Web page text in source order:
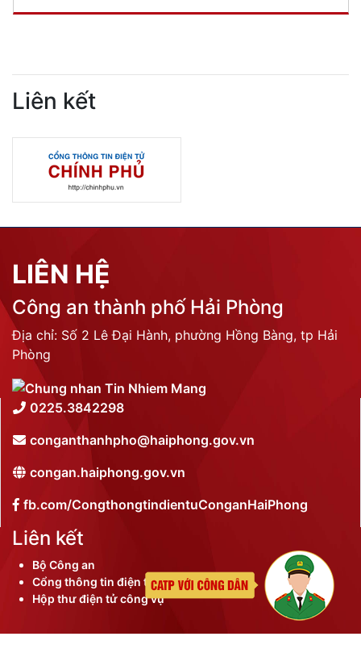
Liên kết
LIÊN HỆ
Công an thành phố Hải Phòng
Địa chỉ: Số 2 Lê Đại Hành, phường Hồng Bàng, tp Hải
Phòng
0225.3842298
conganthanhpho@haiphong.gov.vn
congan.haiphong.gov.vn
fb.com/CongthongtindientuConganHaiPhong
Liên kết
Bộ Công an
Cổng thông tin điện tử thành phố
Hộp thư điện tử công vụ